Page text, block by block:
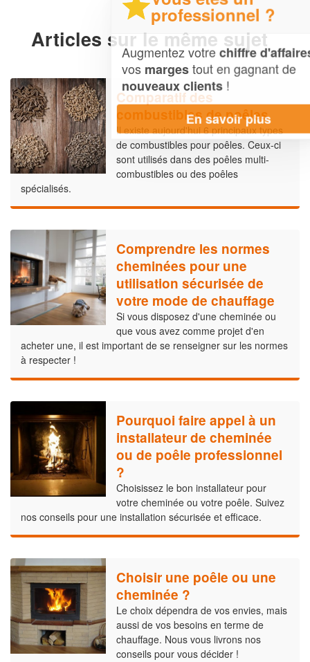
Articles sur le même sujet
Comparatif des
combustibles de poêles
Il existe aujourd'hui 6 principaux types
de combustibles pour poêles. Ceux-ci
sont utilisés dans des poêles multi-
combustibles ou des poêles
spécialisés.
Comprendre les normes
cheminées pour une
utilisation sécurisée de
votre mode de chauffage
Si vous disposez d'une cheminée ou
que vous avez comme projet d'en
acheter une, il est important de se renseigner sur les normes
à respecter !
Pourquoi faire appel à un
installateur de cheminée
ou de poêle professionnel
?
Choisissez le bon installateur pour
votre cheminée ou votre poêle. Suivez
nos conseils pour une installation sécurisée et efficace.
Choisir une poêle ou une
cheminée ?
Le choix dépendra de vos envies, mais
aussi de vos besoins en terme de
chauffage. Nous vous livrons nos
conseils pour vous décider !
professionnel ?
Augmentez votrechiffre d'affaireset
margestout en gagnant de
nouveaux clients!
En savoir plus